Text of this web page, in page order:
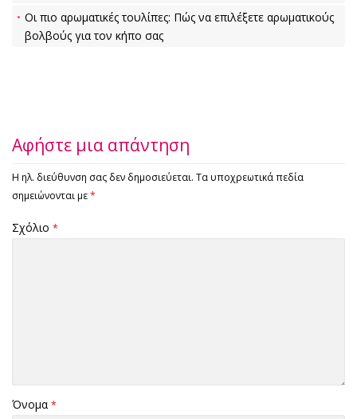
Οι πιο αρωματικές τουλίπες: Πώς να επιλέξετε αρωματικούς
βολβούς για τον κήπο σας
Αφήστε μια απάντηση
Η ηλ. διεύθυνση σας δεν δημοσιεύεται. Τα υποχρεωτικά πεδία
σημειώνονται με*
Σχόλιο *
Όνομα *